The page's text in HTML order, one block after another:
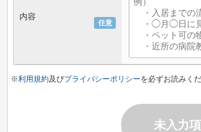
任意
内容
※利用規約及びプライバシーポリシーを必ずお読みく
未入力